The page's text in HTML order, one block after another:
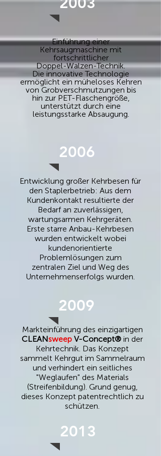
Einführung einer
Kehrsaugmaschine mit
fortschrittlicher
Doppel-Walzen-Technik.
Die innovative Technologie
ermöglicht ein müheloses Kehren
von Grobverschmutzungen bis
hin zur PET-Flaschengröße,
unterstützt durch eine
leistungsstarke Absaugung.
2006
Entwicklung großer Kehrbesen für
den Staplerbetrieb: Aus dem
Kundenkontakt resultierte der
Bedarf an zuverlässigen,
wartungsarmen Kehrgeräten.
Erste starre Anbau-Kehrbesen
wurden entwickelt wobei
kundenorientierte
Problemlösungen zum
zentralen Ziel und Weg des
Unternehmenserfolgs wurden.
2009
Markteinführung des einzigartigen
CLEANsweep V-Concept® in der
Kehrtechnik. Das Konzept
sammelt Kehrgut im Sammelraum
und verhindert ein seitliches
"Weglaufen" des Materials
(Streifenbildung). Grund genug,
dieses Konzept patentrechtlich zu
schützen.
2013